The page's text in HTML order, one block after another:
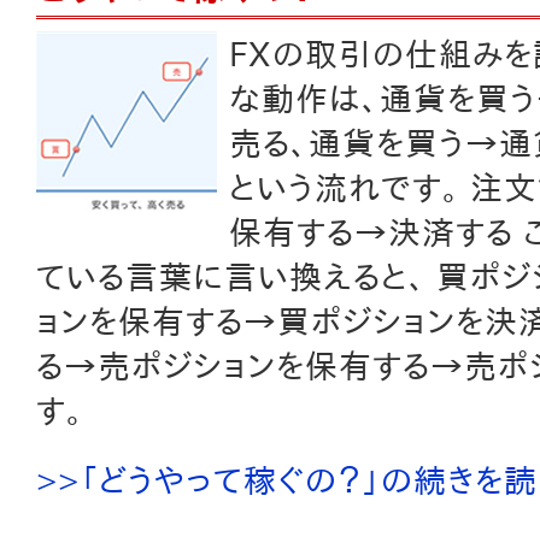
FXの取引の仕組みを
な動作は、通貨を買
売る、通貨を買う→
という流れです。 注
保有する→決済する
ている言葉に言い換えると、 買ポ
ョンを保有する→買ポジションを決
る→売ポジションを保有する→売ポ
す。
>>「どうやって稼ぐの？」の続きを